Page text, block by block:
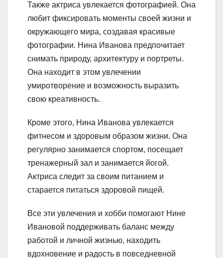
Также актриса увлекается фотографией. Она
любит фиксировать моменты своей жизни и
окружающего мира, создавая красивые
фотографии. Нина Иванова предпочитает
снимать природу, архитектуру и портреты.
Она находит в этом увлечении
умиротворение и возможность выразить
свою креативность.
Кроме этого, Нина Иванова увлекается
фитнесом и здоровым образом жизни. Она
регулярно занимается спортом, посещает
тренажерный зал и занимается йогой.
Актриса следит за своим питанием и
старается питаться здоровой пищей.
Все эти увлечения и хобби помогают Нине
Ивановой поддерживать баланс между
работой и личной жизнью, находить
вдохновение и радость в повседневной